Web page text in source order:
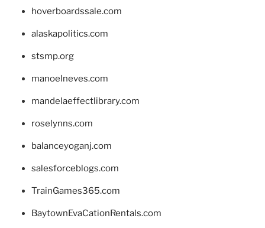
hoverboardssale.com
alaskapolitics.com
stsmp.org
manoelneves.com
mandelaeffectlibrary.com
roselynns.com
balanceyoganj.com
salesforceblogs.com
TrainGames365.com
BaytownEvaCationRentals.com